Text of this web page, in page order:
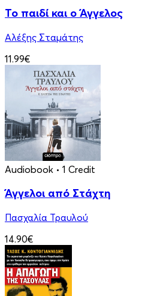
Το παιδί και ο Άγγελος
Αλέξης Σταμάτης
11.99€
Audiobook • 1 Credit
Άγγελοι από Στάχτη
Πασχαλία Τραυλού
14.90€